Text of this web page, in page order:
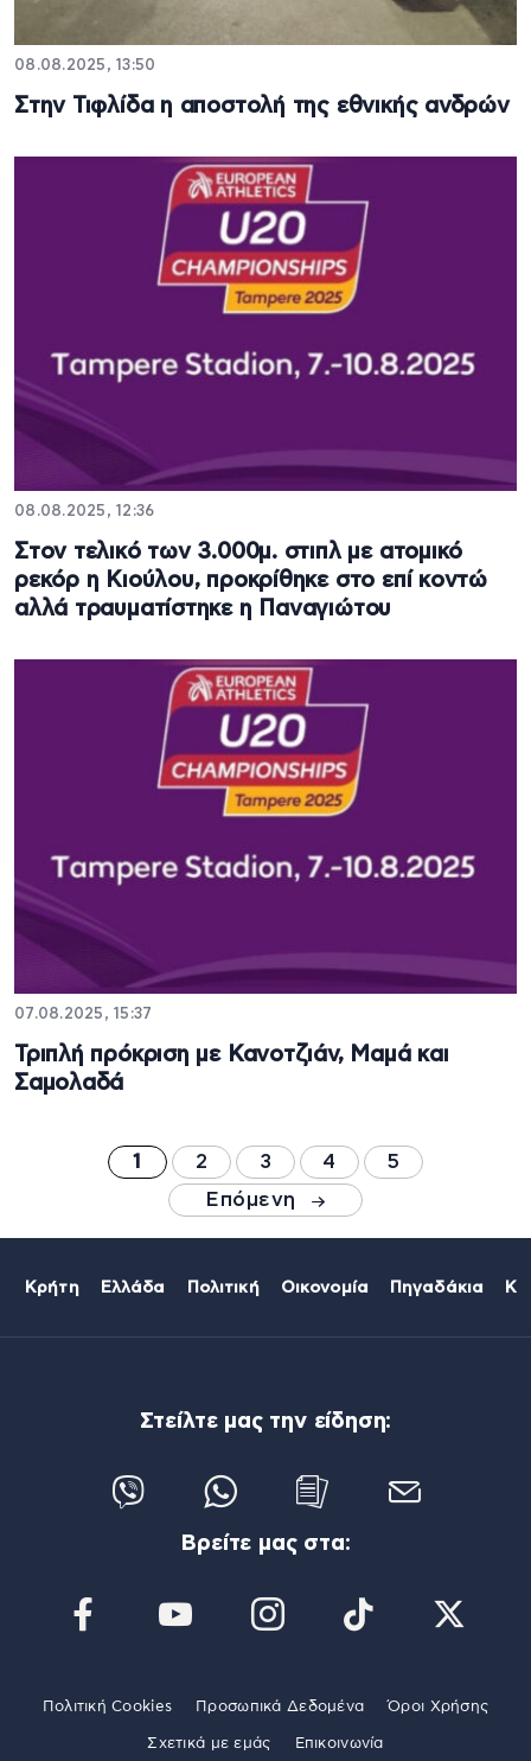
08.08.2025, 13:50
Στην Τιφλίδα η αποστολή της εθνικής ανδρών
08.08.2025, 12:36
Στον τελικό των 3.000μ. στιπλ με ατομικό
ρεκόρ η Κιούλου, προκρίθηκε στο επί κοντώ
αλλά τραυματίστηκε η Παναγιώτου
07.08.2025, 15:37
Τριπλή πρόκριση με Κανοτζιάν, Μαμά και
Σαμολαδά
1 2 3 4
5
Επόμενη
Κρήτη Ελλάδα Πολιτική Οικονομία Πηγαδάκια
Στείλτε μας την είδηση:
Βρείτε μας στα:
Πολιτική Cookies Προσωπικά Δεδομένα Όροι Χρήσης
Σχετικά με εμάς Επικοινωνία